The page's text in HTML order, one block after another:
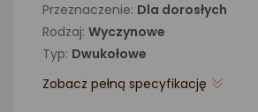
Przeznaczenie: Dla dorosłych
Rodzaj: Wyczynowe
Typ: Dwukołowe
Zobacz pełną specyfikację